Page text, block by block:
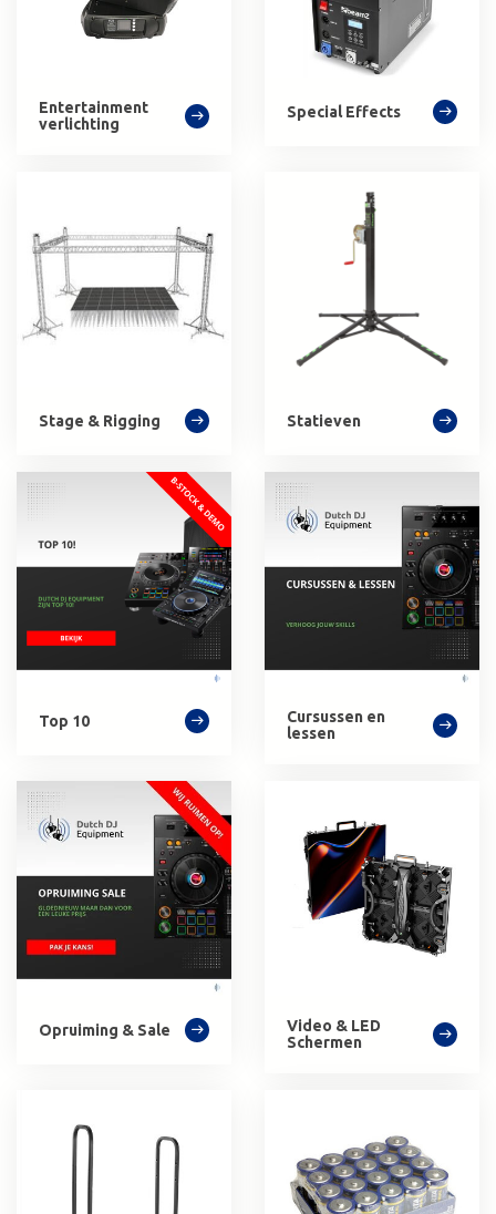
Entertainment
verlichting
Special Effects
Stage & Rigging Statieven
Top 10
Cursussen en
lessen
Opruiming & Sale
Video & LED
Schermen